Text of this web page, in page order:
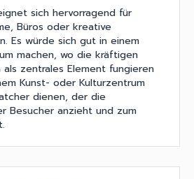
sich hervorragend für
Büros oder kreative
Es würde sich gut in einem
machen, wo die kräftigen
als zentrales Element fungieren
Kunst- oder Kulturzentrum
dienen, der die
Besucher anzieht und zum